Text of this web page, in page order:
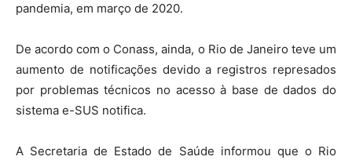
pandemia, em março de 2020.
De acordo com o Conass, ainda, o Rio de Janeiro teve um
aumento de notificações devido a registros represados
por problemas técnicos no acesso à base de dados do
sistema e-SUS notifica.
A Secretaria de Estado de Saúde informou que o Rio